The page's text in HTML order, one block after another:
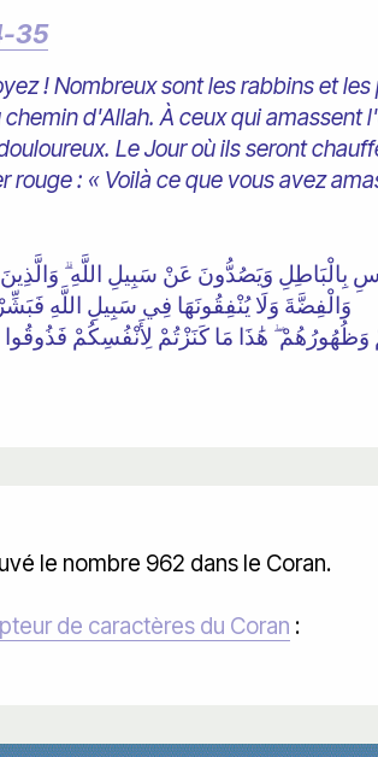
35
! Nombreux sont les rabbins et
d'Allah. À ceux qui
Le Jour où ils seront
rouge : « Voilà ce que vous avez
النَّاسِ بِالْبَاطِلِ وَيَصُدُّونَ عَنْ سَبِيلِ اللَّهِ
وَالْفِضَّةَ وَلَا يُنْفِقُونَهَا فِي سَبِيلِ اللَّهِ
le nombre 962 dans le Coran.
de caractères du Coran :